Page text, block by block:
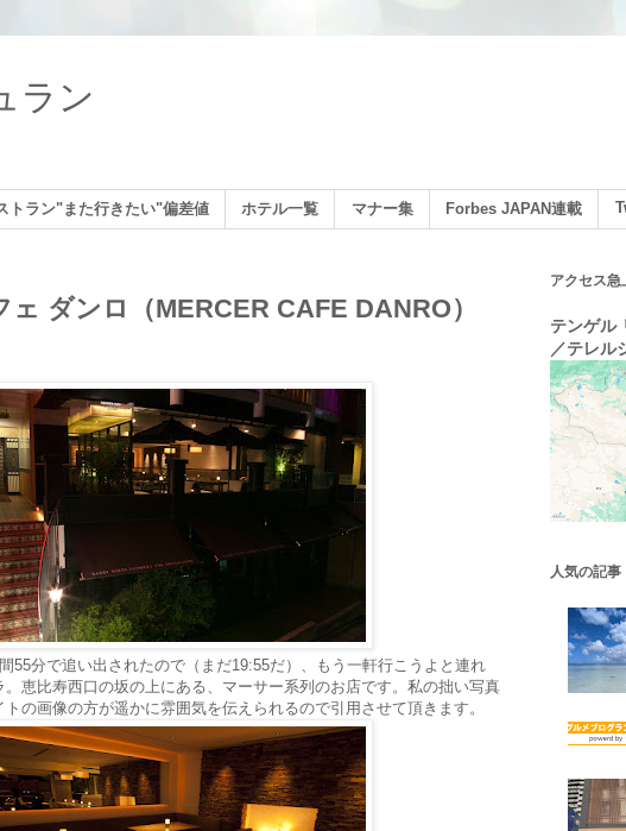
ラン
トラン"また行きたい"偏差値 ホテル一覧 マナー集 Forbes JAPAN連載
ェ ダンロ（MERCER CAFE DANRO）
55分で追い出されたので（まだ19:55だ）、もう一軒行こうよと連れ
恵比寿西口の坂の上にある、マーサー系列のお店です。私の拙い写真
の画像の方が遥かに雰囲気を伝えられるので引用させて頂きます。
アクセス急
テンゲル
／テレル
人気の記事